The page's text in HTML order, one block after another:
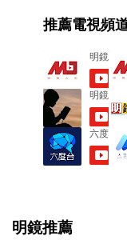
n
t
s
推薦電視頻
明鏡推薦